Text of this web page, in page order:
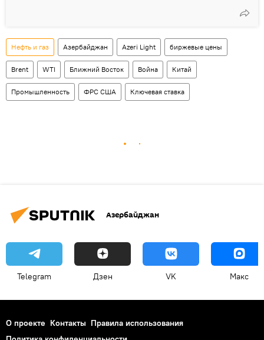
Нефть и газ Азербайджан Azeri Light биржевые цены
Brent WTI Ближний Восток Война Китай
Промышленность ФРС США Ключевая ставка
Азербайджан
Telegram Дзен VK Макс
О проекте Контакты Правила использования